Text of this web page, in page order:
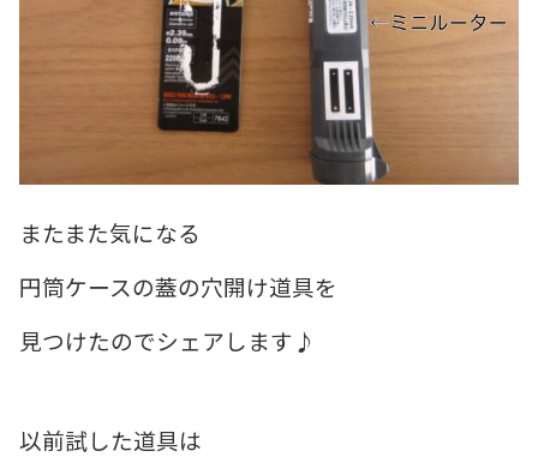
またまた気になる
円筒ケースの蓋の穴開け道具を
見つけたのでシェアします♪
以前試した道具は